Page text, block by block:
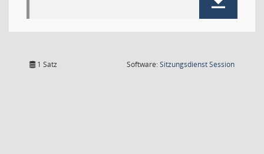
1 Satz Software:SitzungsdienstSession(Wird in